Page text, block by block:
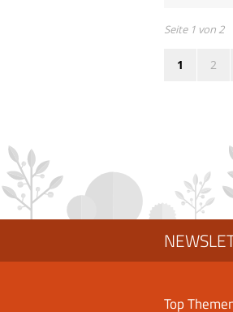
Seite 1 von 2
1 2
Top